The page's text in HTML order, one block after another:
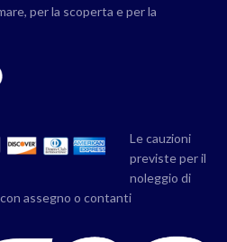
per la scoperta e per la
Le cauzioni
previste per il
noleggio di
assegno o contanti